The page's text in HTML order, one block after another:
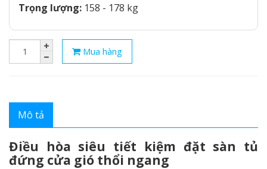
Trọng lượng: 158 - 178 kg
Mua hàng
Mô tả
Điều hòa siêu tiết kiệm đặt sàn tủ
đứng cửa gió thổi ngang